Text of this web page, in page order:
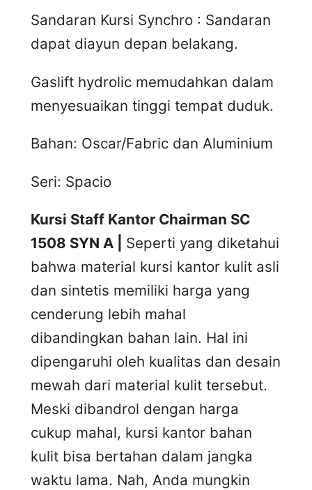
Sandaran Kursi Synchro : Sandaran
dapat diayun depan belakang.
Gaslift hydrolic memudahkan dalam
menyesuaikan tinggi tempat duduk.
Bahan: Oscar/Fabric dan Aluminium
Seri: Spacio
Kursi Staff Kantor Chairman SC
1508 SYN A | Seperti yang diketahui
bahwa material kursi kantor kulit asli
dan sintetis memiliki harga yang
cenderung lebih mahal
dibandingkan bahan lain. Hal ini
dipengaruhi oleh kualitas dan desain
mewah dari material kulit tersebut.
Meski dibandrol dengan harga
cukup mahal, kursi kantor bahan
kulit bisa bertahan dalam jangka
waktu lama. Nah, Anda mungkin